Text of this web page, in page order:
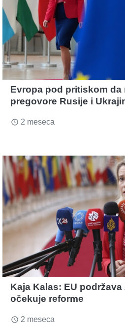
Evropa pod pritiskom da
pregovore Rusije i
access_time 2 meseca
Kaja Kalas: EU
očekuje reforme
access_time 2 meseca